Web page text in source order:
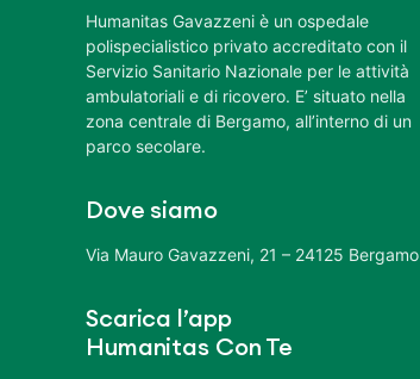
Humanitas Gavazzeni è un ospedale
polispecialistico privato accreditato con il
Servizio Sanitario Nazionale per le attività
ambulatoriali e di ricovero. E’ situato nella
zona centrale di Bergamo, all’interno di un
parco secolare.
Dove siamo
Via Mauro Gavazzeni, 21 – 24125 Bergamo
Scarica l’app
Humanitas Con Te